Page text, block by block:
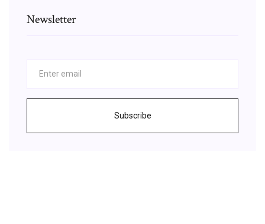
Newsletter
Subscribe